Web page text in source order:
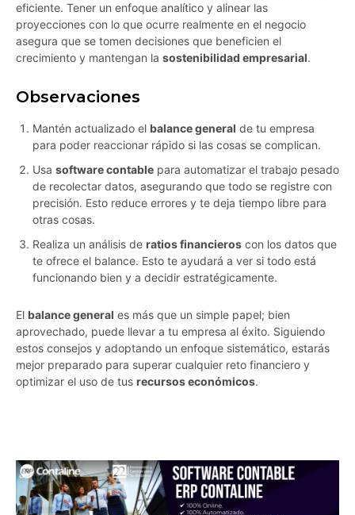
eficiente. Tener un enfoque analítico y alinear las
proyecciones con lo que ocurre realmente en el negocio
asegura que se tomen decisiones que beneficien el
crecimiento y mantengan la sostenibilidad empresarial.
Observaciones
Mantén actualizado el balance general de tu empresa
para poder reaccionar rápido si las cosas se complican.
Usa software contable para automatizar el trabajo pesado
de recolectar datos, asegurando que todo se registre con
precisión. Esto reduce errores y te deja tiempo libre para
otras cosas.
Realiza un análisis de ratios financieros con los datos que
te ofrece el balance. Esto te ayudará a ver si todo está
funcionando bien y a decidir estratégicamente.
El balance general es más que un simple papel; bien
aprovechado, puede llevar a tu empresa al éxito. Siguiendo
estos consejos y adoptando un enfoque sistemático, estarás
mejor preparado para superar cualquier reto financiero y
optimizar el uso de tus recursos económicos.